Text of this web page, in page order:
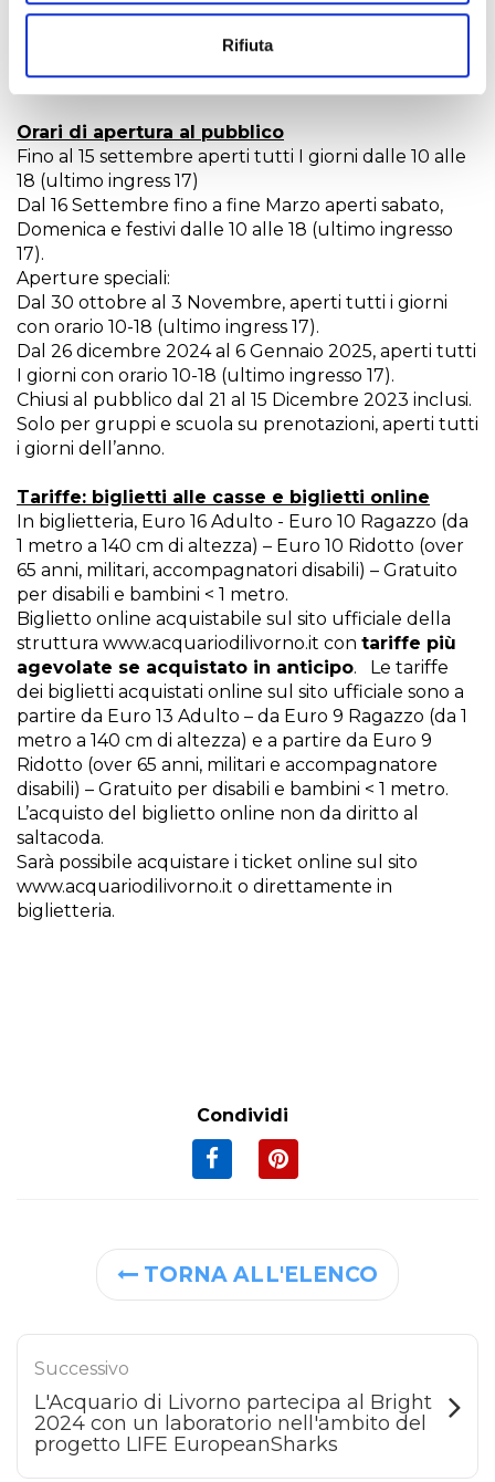
Rifiuta
dall’esterno o in caso di necessità di cure
mediche.Durata:45’/50’- Costo Euro 4 a persona
(oltre al biglietto di ingresso). Partenza ore 12.00, ore
13.30, ore 15.00 e ore 16.30.
Orari di apertura al pubblico
Fino al 15 settembre aperti tutti I giorni dalle 10 alle
18 (ultimo ingress 17)
Dal 16 Settembre fino a fine Marzo aperti sabato,
Domenica e festivi dalle 10 alle 18 (ultimo ingresso
17).
Aperture speciali:
Dal 30 ottobre al 3 Novembre, aperti tutti i giorni
con orario 10-18 (ultimo ingress 17).
Dal 26 dicembre 2024 al 6 Gennaio 2025, aperti tutti
I giorni con orario 10-18 (ultimo ingresso 17).
Chiusi al pubblico dal 21 al 15 Dicembre 2023 inclusi.
Solo per gruppi e scuola su prenotazioni, aperti tutti
i giorni dell’anno.
Tariffe: biglietti alle casse e biglietti online
In biglietteria, Euro 16 Adulto - Euro 10 Ragazzo (da
1 metro a 140 cm di altezza) – Euro 10 Ridotto (over
65 anni, militari, accompagnatori disabili) – Gratuito
per disabili e bambini < 1 metro.
Biglietto online acquistabile sul sito ufficiale della
struttura www.acquariodilivorno.it con tariffe più
agevolate se acquistato in anticipo. Le tariffe
dei biglietti acquistati online sul sito ufficiale sono a
partire da Euro 13 Adulto – da Euro 9 Ragazzo (da 1
metro a 140 cm di altezza) e a partire da Euro 9
Ridotto (over 65 anni, militari e accompagnatore
disabili) – Gratuito per disabili e bambini < 1 metro.
L’acquisto del biglietto online non da diritto al
saltacoda.
Sarà possibile acquistare i ticket online sul sito
www.acquariodilivorno.it o direttamente in
biglietteria.
Condividi
TORNA ALL'ELENCO
Successivo
L'Acquario di Livorno partecipa al Bright
2024 con un laboratorio nell'ambito del
progetto LIFE EuropeanSharks